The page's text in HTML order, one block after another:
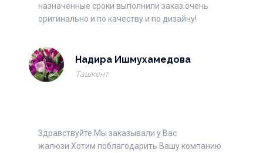
назначенные сроки выполнили заказ.очень
оригинально и по качеству и по дизайну!
Надира Ишмухамедова
Ташкент
Здравствуйте.Мы заказывали у Вас
жалюзи.Хотим поблагодарить Вашу компанию